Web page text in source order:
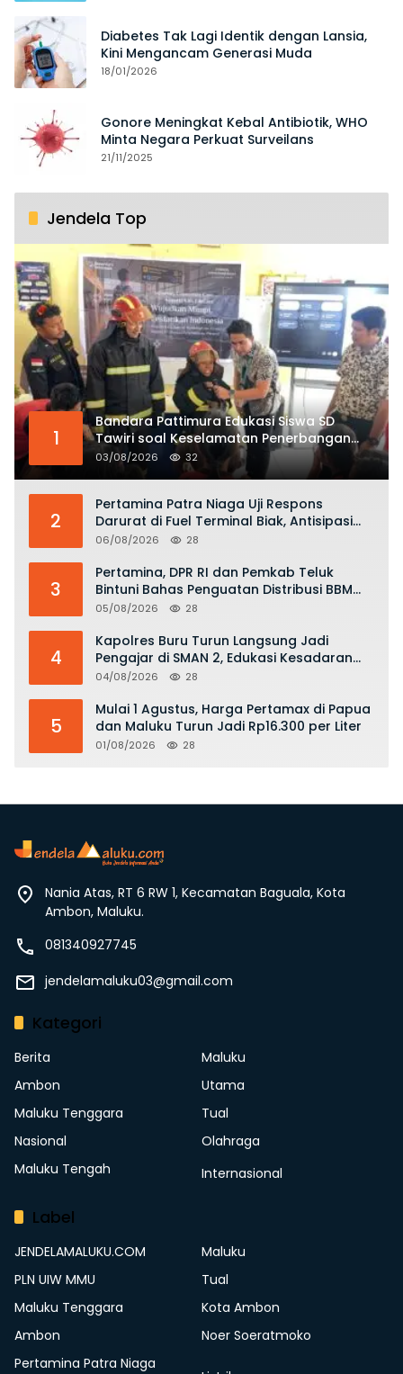
Diabetes Tak Lagi Identik dengan Lansia,
Kini Mengancam Generasi Muda
18/01/2026
Gonore Meningkat Kebal Antibiotik, WHO
Minta Negara Perkuat Surveilans
21/11/2025
Jendela Top
1
Bandara Pattimura Edukasi Siswa SD
Tawiri soal Keselamatan Penerbangan
dan Bahaya Bermain Layang-layang di
KKOP
03/08/2026 32
2
Pertamina Patra Niaga Uji Respons
Darurat di Fuel Terminal Biak, Antisipasi
Risiko Kebakaran dan Tumpahan BBM
06/08/2026 28
3
Pertamina, DPR RI dan Pemkab Teluk
Bintuni Bahas Penguatan Distribusi BBM
dan LPG
05/08/2026 28
4
Kapolres Buru Turun Langsung Jadi
Pengajar di SMAN 2, Edukasi Kesadaran
Hukum dan Stop Kekerasan
04/08/2026 28
5
Mulai 1 Agustus, Harga Pertamax di Papua
dan Maluku Turun Jadi Rp16.300 per Liter
01/08/2026 28
Nania Atas, RT 6 RW 1, Kecamatan Baguala, Kota
Ambon, Maluku.
081340927745
jendelamaluku03@gmail.com
Kategori
Berita
Maluku
Ambon
Utama
Maluku Tenggara
Tual
Nasional
Olahraga
Maluku Tengah
Internasional
Label
JENDELAMALUKU.COM
Maluku
PLN UIW MMU
Tual
Maluku Tenggara
Kota Ambon
Ambon
Noer Soeratmoko
Pertamina Patra Niaga